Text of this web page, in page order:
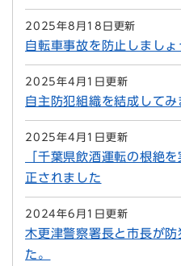
2025年8月18日更新
自転車事故を防止しましょ
2025年4月1日更新
自主防犯組織を結成してみ
2025年4月1日更新
「千葉県飲酒運転の根絶
正されました
2024年6月1日更新
木更津警察署長と市長が
た。